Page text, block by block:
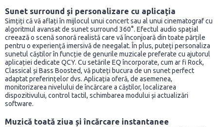
Sunet surround și personalizare cu aplicația
Simțiți că vă aflați în mijlocul unui concert sau al unui cinematograf cu
algoritmul avansat de sunet surround 360°. Efectul audio spațial
creează o scenă sonoră realistă care vă înconjoară din toate părțile
pentru o experiență imersivă de neegalat. În plus, puteți personaliza
sunetul căștilor în funcție de genurile muzicale preferate cu ajutorul
aplicației dedicate QCY. Cu setările EQ încorporate, cum ar fi Rock,
Classical și Bass Boosted, vă puteți bucura de un sunet perfect
adaptat preferințelor dvs. Aplicația oferă, de asemenea,
monitorizarea nivelului de încărcare a căștilor, localizarea
dispozitivului, control tactil, schimbarea modului și actualizări
software.
Muzică toată ziua și încărcare instantanee